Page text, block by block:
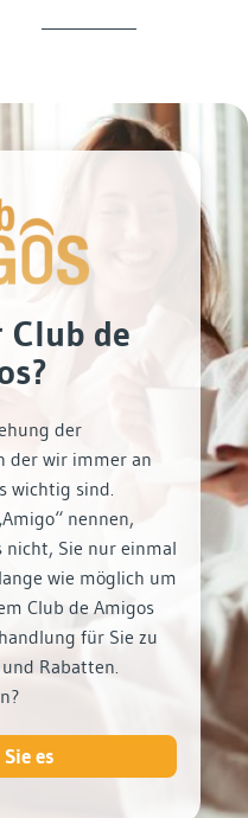
Club de
der
der wir immer an
wichtig sind.
nennen,
nicht, Sie nur einmal
wie möglich um
Club de Amigos
für Sie zu
Rabatten.
es